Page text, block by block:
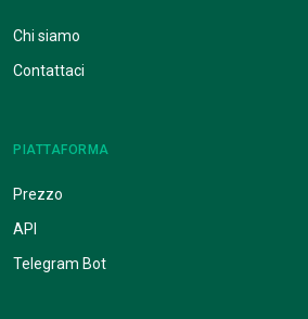
Chi siamo
Contattaci
PIATTAFORMA
Prezzo
API
Telegram Bot